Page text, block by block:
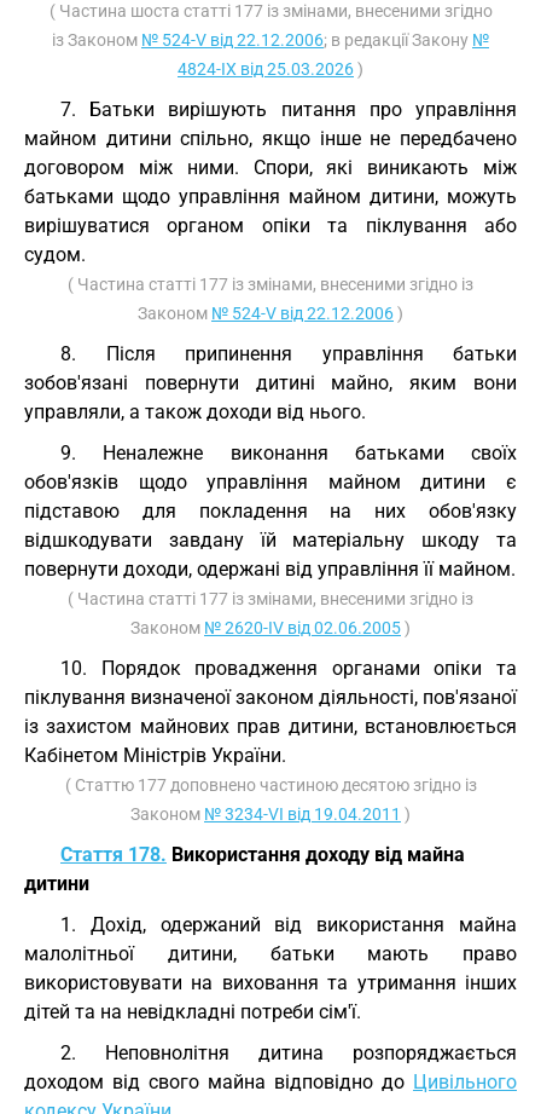
( Частина шоста статті 177 із змінами, внесеними згідно
із Законом № 524-V від 22.12.2006; в редакції Закону №
4824-IX від 25.03.2026)
7. Батьки вирішують питання про управління
майном дитини спільно, якщо інше не передбачено
договором між ними. Спори, які виникають між
батьками щодо управління майном дитини, можуть
вирішуватися органом опіки та піклування або
судом.
( Частина статті 177 із змінами, внесеними згідно із
Законом № 524-V від 22.12.2006)
8. Після припинення управління батьки
зобов'язані повернути дитині майно, яким вони
управляли, а також доходи від нього.
9. Неналежне виконання батьками своїх
обов'язків щодо управління майном дитини є
підставою для покладення на них обов'язку
відшкодувати завдану їй матеріальну шкоду та
повернути доходи, одержані від управління її майном.
( Частина статті 177 із змінами, внесеними згідно із
Законом № 2620-IV від 02.06.2005)
10. Порядок провадження органами опіки та
піклування визначеної законом діяльності, пов'язаної
із захистом майнових прав дитини, встановлюється
Кабінетом Міністрів України.
( Статтю 177 доповнено частиною десятою згідно із
Законом № 3234-VI від 19.04.2011 )
Стаття 178. Використання доходу від майна
дитини
1. Дохід, одержаний від використання майна
малолітньої дитини, батьки мають право
використовувати на виховання та утримання інших
дітей та на невідкладні потреби сім'ї.
2. Неповнолітня дитина розпоряджається
доходом від свого майна відповідно до Цивільного